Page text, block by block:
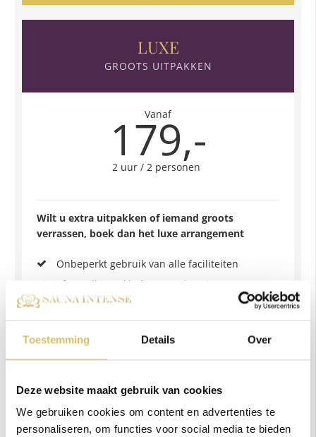
Toestemming Details Over
Deze website maakt gebruik van cookies
We gebruiken cookies om content en advertenties te
personaliseren, om functies voor social media te bieden
LUXE
GROOTS UITPAKKEN
Vanaf
179,-
2 uur / 2 personen
Wilt u extra uitpakken of iemand groots
verrassen, boek dan het luxe arrangement
Onbeperkt gebruik van alle faciliteiten
Sfeervolle aankleding van de ruimte
Twee non-alcholische cocktails
fruitschaal
2 baddoeken, 2 handdoeken en slippers
Reserveer nu